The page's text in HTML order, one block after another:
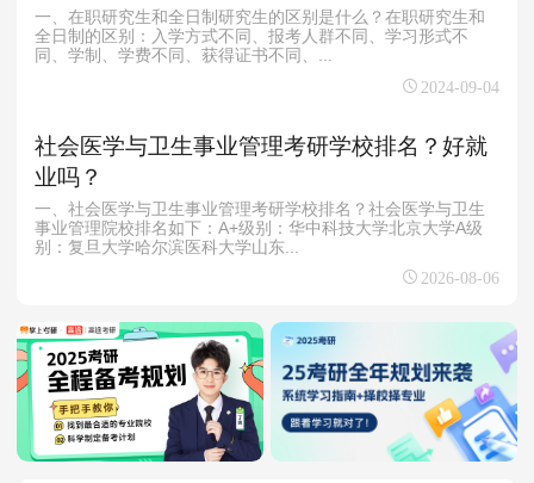
一、在职研究生和全日制研究生的区别是什么？在职研究生和
全日制的区别：入学方式不同、报考人群不同、学习形式不
同、学制、学费不同、获得证书不同、...
2024-09-04
社会医学与卫生事业管理考研学校排名？好就
业吗？
一、社会医学与卫生事业管理考研学校排名？社会医学与卫生
事业管理院校排名如下：A+级别：华中科技大学北京大学A级
别：复旦大学哈尔滨医科大学山东...
2026-08-06